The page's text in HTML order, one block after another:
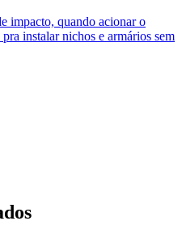
impacto, quando acionar o
instalar nichos e armários sem